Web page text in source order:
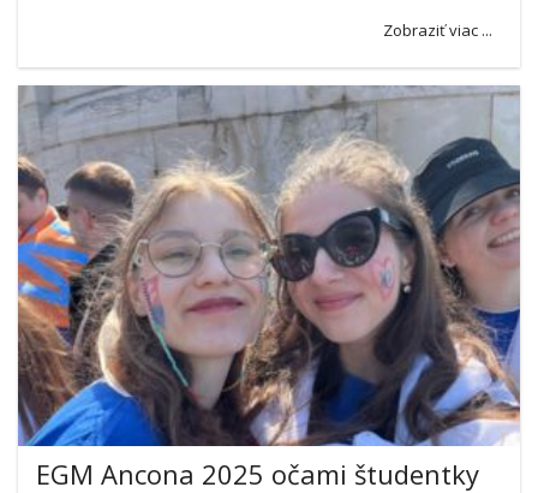
Zobraziť viac ...
EGM Ancona 2025 očami študentky